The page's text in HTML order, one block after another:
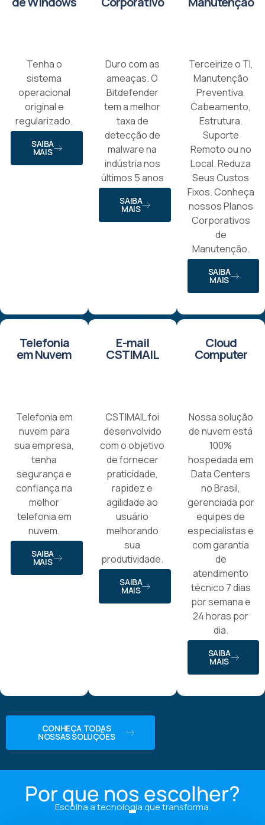
Tenha o
sistema
operacional
original e
regularizado.
SAIBA
MAIS
Duro com as
ameaças. O
Bitdefender
tem a melhor
taxa de
detecção de
malware na
indústria nos
últimos 5 anos
SAIBA
MAIS
Terceirize o TI,
Manutenção
Preventiva,
Cabeamento,
Estrutura.
Suporte
Remoto ou no
Local. Reduza
Seus Custos
Fixos. Conheça
nossos Planos
Corporativos
de
Manutenção.
SAIBA
MAIS
Telefonia
em Nuvem
Telefonia em
nuvem para
sua empresa,
tenha
segurança e
confiança na
melhor
telefonia em
nuvem.
SAIBA
MAIS
E-mail
CSTIMAIL
CSTIMAIL foi
desenvolvido
com o objetivo
de fornecer
praticidade,
rapidez e
agilidade ao
usuário
melhorando
sua
produtividade.
SAIBA
MAIS
Cloud
Computer
Nossa solução
de nuvem está
100%
hospedada em
Data Centers
no Brasil,
gerenciada por
equipes de
especialistas e
com garantia
de
atendimento
técnico 7 dias
por semana e
24 horas por
dia.
SAIBA
MAIS
CONHEÇA TODAS
NOSSAS SOLUÇÕES
Por que nos escolher?
Escolha a tecnologia que transforma.